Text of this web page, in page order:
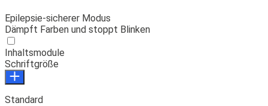
Epilepsie-sicherer Modus
Dämpft Farben und stoppt Blinken
Inhaltsmodule
Schriftgröße
Standard